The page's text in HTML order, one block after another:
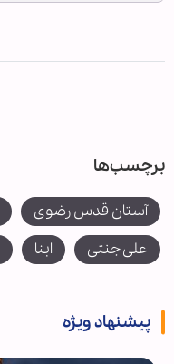
برچسب‌ها
آستان قدس رضوی
علی جنتی
ابنا
پیشنهاد ویژه